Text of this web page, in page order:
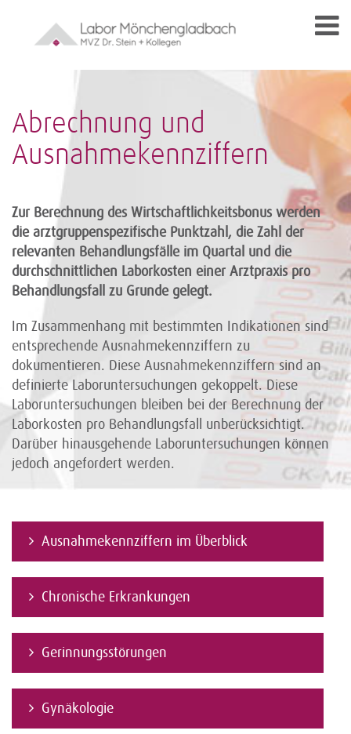
Abrechnung und
Ausnahmekennziffern
Zur Berechnung des Wirtschaftlichkeitsbonus werden
die arztgruppenspezifische Punktzahl, die Zahl der
relevanten Behandlungsfälle im Quartal und die
durchschnittlichen Laborkosten einer Arztpraxis pro
Behandlungsfall zu Grunde gelegt.
Im Zusammenhang mit bestimmten Indikationen sind
entsprechende Ausnahmekennziffern zu
dokumentieren. Diese Ausnahmekennziffern sind an
definierte Laboruntersuchungen gekoppelt. Diese
Laboruntersuchungen bleiben bei der Berechnung der
Laborkosten pro Behandlungsfall unberücksichtigt.
Darüber hinausgehende Laboruntersuchungen können
jedoch angefordert werden.
Ausnahmekennziffern im Überblick
Chronische Erkrankungen
Gerinnungsstörungen
Gynäkologie